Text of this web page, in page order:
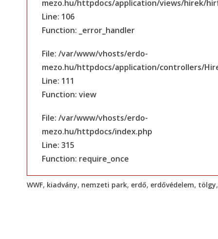
mezo.hu/httpdocs/application/views/hirek/
Line: 106
Function: _error_handler
File: /var/www/vhosts/erdo-
mezo.hu/httpdocs/application/controllers/
Line: 111
Function: view
File: /var/www/vhosts/erdo-
mezo.hu/httpdocs/index.php
Line: 315
Function: require_once
WWF, kiadvány, nemzeti park, erdő, erdővédelem, tölgy